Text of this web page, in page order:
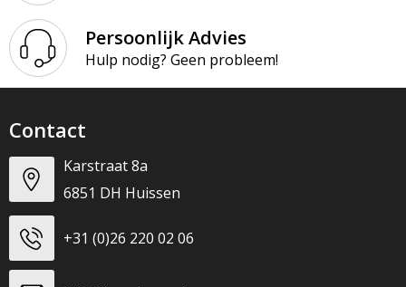
Persoonlijk Advies
Hulp nodig? Geen probleem!
Contact
Karstraat 8a
6851 DH Huissen
+31 (0)26 220 02 06